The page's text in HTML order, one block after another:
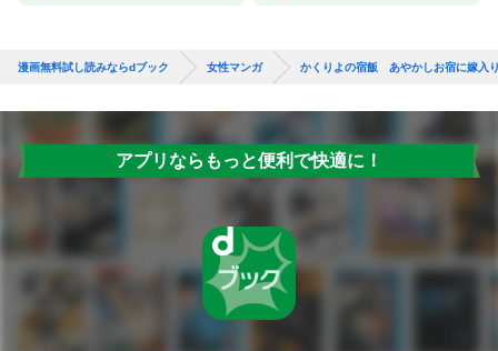
漫画無料試し読みならdブック 女性マンガ かくりよの宿飯 あやかしお宿に嫁入
アプリならもっと便利で快適に！